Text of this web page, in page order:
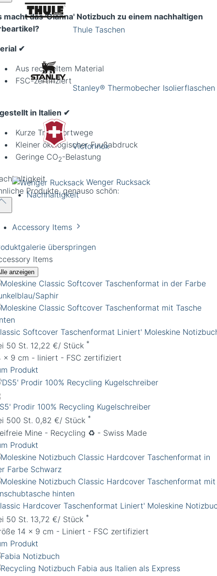
Thule Taschen
Stanley® Thermobecher Isolierflaschen
Victorinox
Wenger Rucksack
Nachhaltigkeit
macht das 'Gianna' Notizbuch zu einem nachhaltigen
✔︎
Aus recyceltem Material
FSC-zertifiziert
in Italien ✔︎
Kurze Transportwege
Kleiner ökologischer Fuußabdruck
Geringe CO2-Belastung
Produkte, genauso schön:
Accessory Items
überspringen
Items
anzeigen
Softcover Taschenformat Liniert' Moleskine
50 St. 12,22 €/ Stück *
x 9 cm - liniert - FSC zertifiziert
Produkt
Prodir 100% Recycling Kugelschreiber
500 St. 0,82 €/ Stück *
Mine - Recycling ♻️ - Swiss Made
Produkt
Hardcover Taschenformat Liniert' Moleskine
50 St. 13,72 €/ Stück *
14 x 9 cm - Liniert - FSC zertifiziert
Produkt